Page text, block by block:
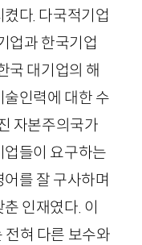
다. 다국적기업
업과 한국기업
국 대기업의 해
인력에 대한 수
자본주의국가
들이 요구하는
를 잘 구사하며
인재였다. 이
혀 다른 보수와